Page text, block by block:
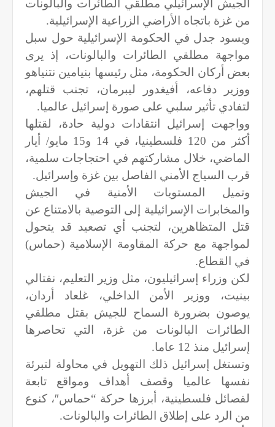
الجيش الإسرائيلي مطلقي الطائرات والبالونات
من غزة باتجاه الأراضي الزراعية الإسرائيلية.
ويسود جدل في الحكومة الإسرائيلية حول سبل
مواجهة مطلقي الطائرات والبالونات، إذ يرى
بعض أركان الحكومة، مثل رئيسها بنيامين نتنياهو
ووزير دفاعه، أفيغدور ليبرمان، تجنب قتلهم،
لتفادي تأثير سلبي على صورة إسرائيل عالميا.
وواجهت إسرائيل انتقادات دولية حادة، لقتلها
أكثر من 120 فلسطينيا، في 14 و15 مايو/ أيار
الماضي، خلال مشاركتهم في احتجاجات سلمية،
قرب السياج الأمني الفاصل بين غزة وإسرائيل.
وتميل المستويات الأمنية في الجيش
والمخابرات الإسرائيلية إلى التوصية بالامتناع عن
قتل المتظاهرين، لتجنب أي تصعيد قد يتحول
لمواجهة مع حركة المقاومة الإسلامية (حماس)
في القطاع.
لكن وزراء إسرائيليون، مثل وزير التعليم، نفتالي
بينيت، ووزير الأمن الداخلي، غلعاد أردان،
يوصون بضرورة السماح للجيش بقتل مطلقي
الطائرات البالونات من غزة، التي تحاصرها
إسرائيل منذ 12 عاما.
وتستغل إسرائيل ذلك التهويل في محاولة لتبرئة
نفسها عالميا وقصف أهداف ومواقع تابعة
لفصائل فلسطينية، أبرزها حركة “حماس″، كنوع
من الرد على إطلاق الطائرات والبالونات.